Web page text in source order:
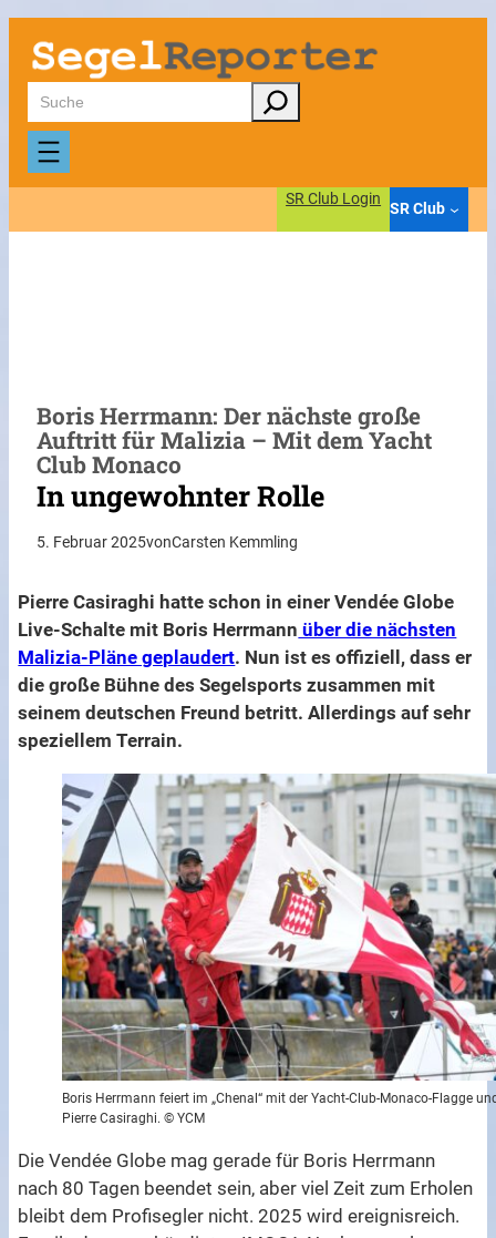
Zum
Inhalt
springen
Suchen
SR Club Login
SR Club
Boris Herrmann: Der nächste große
Auftritt für Malizia – Mit dem Yacht
Club Monaco
In ungewohnter Rolle
5. Februar 2025vonCarsten Kemmling
Pierre Casiraghi hatte schon in einer Vendée Globe
Live-Schalte mit Boris Herrmann über die nächsten
Malizia-Pläne geplaudert. Nun ist es offiziell, dass er
die große Bühne des Segelsports zusammen mit
seinem deutschen Freund betritt. Allerdings auf sehr
speziellem Terrain.
Boris Herrmann feiert im „Chenal“ mit der Yacht-Club-Monaco-Flagge
Pierre Casiraghi. © YCM
Die Vendée Globe mag gerade für Boris Herrmann
nach 80 Tagen beendet sein, aber viel Zeit zum Erholen
bleibt dem Profisegler nicht. 2025 wird ereignisreich.